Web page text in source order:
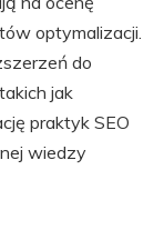
optymalizacji.
do
jak
praktyk SEO
wiedzy